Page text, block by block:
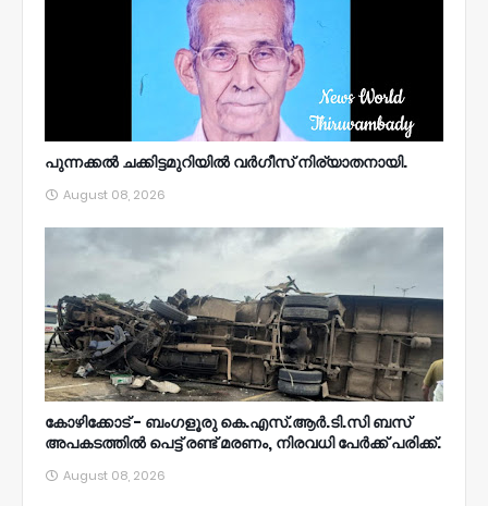
പുന്നക്കൽ ചക്കിട്ടമുറിയിൽ വർഗീസ് നിര്യാതനായി.
August 08, 2026
കോഴിക്കോട് - ബംഗളൂരു കെ.എസ്.ആർ.ടി.സി ബസ്
അപകടത്തിൽ പെട്ട് രണ്ട് മരണം, നിരവധി പേർക്ക് പരിക്ക്.
August 08, 2026